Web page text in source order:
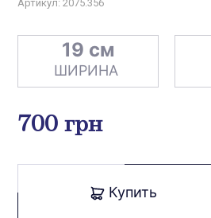
Артикул: 2075.356
19 см
ШИРИНА
700 грн
Купить